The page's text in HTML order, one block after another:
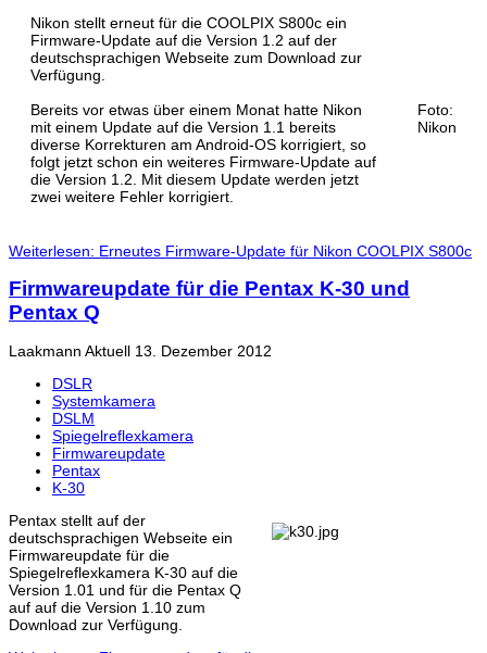
Nikon stellt erneut für die COOLPIX S800c ein
Firmware-Update auf die Version 1.2 auf der
deutschsprachigen Webseite zum Download zur
Verfügung.
Bereits vor etwas über einem Monat hatte Nikon
mit einem Update auf die Version 1.1 bereits
diverse Korrekturen am Android-OS korrigiert, so
folgt jetzt schon ein weiteres Firmware-Update auf
die Version 1.2. Mit diesem Update werden jetzt
zwei weitere Fehler korrigiert.
Foto:
Nikon
Weiterlesen: Erneutes Firmware-Update für Nikon COOLPIX S800c
Firmwareupdate für die Pentax K-30 und
Pentax Q
Laakmann Aktuell 13. Dezember 2012
DSLR
Systemkamera
DSLM
Spiegelreflexkamera
Firmwareupdate
Pentax
K-30
Pentax stellt auf der
deutschsprachigen Webseite ein
Firmwareupdate für die
Spiegelreflexkamera K-30 auf die
Version 1.01 und für die Pentax Q
auf auf die Version 1.10 zum
Download zur Verfügung.